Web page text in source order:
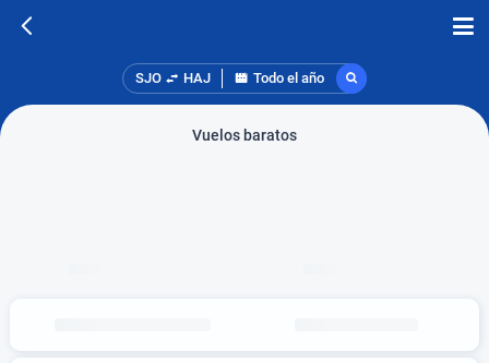
SJO HAJ Todo el año
Vuelos baratos